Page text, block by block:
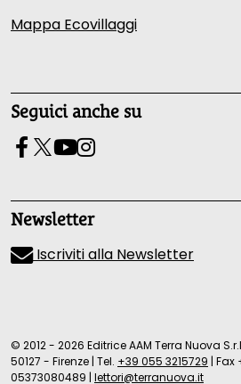
Mappa Ecovillaggi
Seguici anche su
Newsletter
Iscriviti alla Newsletter
© 2012 - 2026 Editrice AAM Terra Nuova
50127 - Firenze | Tel. +39 055 3215729 | Fax
05373080489 | lettori@terranuova.it